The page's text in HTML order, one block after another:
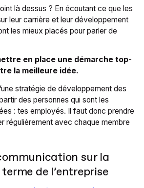
là dessus ? En écoutant ce que les
leur carrière et leur développement
les mieux placés pour parler de
en place une démarche top-
la meilleure idée.
stratégie de développement des
des personnes qui sont les
: tes employés. Il faut donc prendre
régulièrement avec chaque membre
sur la
de l’entreprise